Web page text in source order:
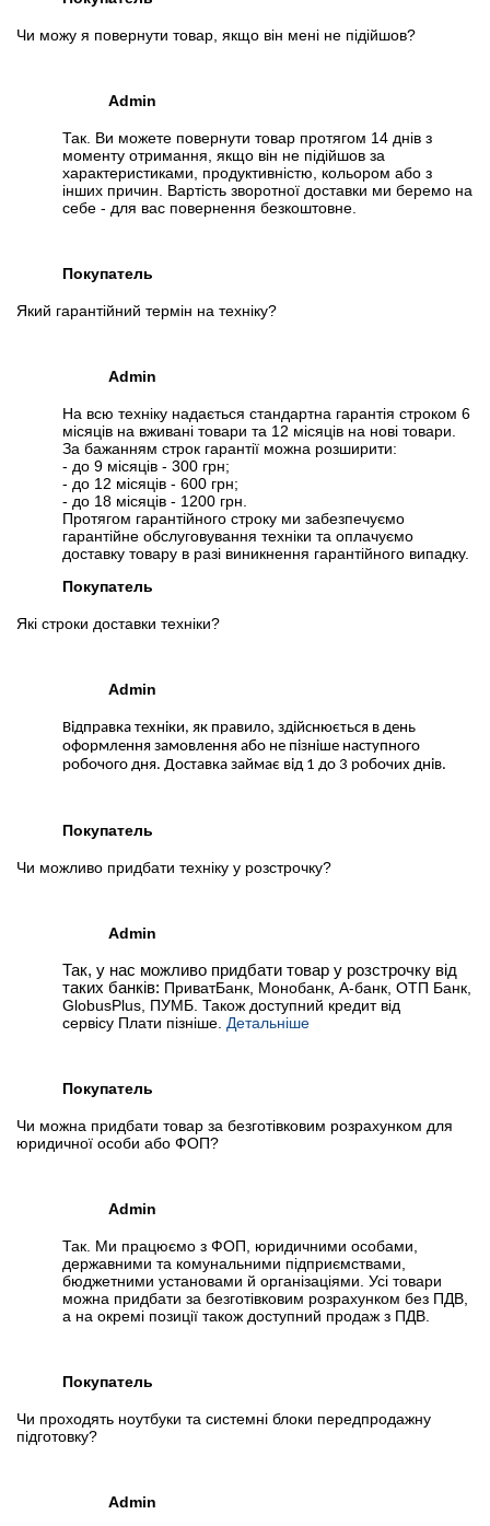
Чи можу я повернути товар, якщо він мені не підійшов?
Admin
Так. Ви можете повернути товар протягом 14 днів з
моменту отримання, якщо він не підійшов за
характеристиками, продуктивністю, кольором або з
інших причин. Вартість зворотної доставки ми беремо на
себе - для вас повернення безкоштовне.
Покупатель
Який гарантійний термін на техніку?
Admin
На всю техніку надається стандартна гарантія строком 6
місяців на вживані товари та 12 місяців на нові товари.
За бажанням строк гарантії можна розширити:
- до 9 місяців - 300 грн;
- до 12 місяців - 600 грн;
- до 18 місяців - 1200 грн.
Протягом гарантійного строку ми забезпечуємо
гарантійне обслуговування техніки та оплачуємо
доставку товару в разі виникнення гарантійного випадку.
Покупатель
Які строки доставки техніки?
Admin
Відправка техніки, як правило, здійснюється в день
оформлення замовлення або не пізніше наступного
робочого дня. Доставка займає від 1 до 3 робочих днів.
Покупатель
Чи можливо придбати техніку у розстрочку?
Admin
Так, у нас можливо придбати товар у розстрочку від
таких банків: ПриватБанк, Монобанк, А-банк, ОТП Банк,
GlobusPlus, ПУМБ. Також доступний кредит від
сервісу Плати пізніше. Детальніше
Покупатель
Чи можна придбати товар за безготівковим розрахунком для
юридичної особи або ФОП?
Admin
Так. Ми працюємо з ФОП, юридичними особами,
державними та комунальними підприємствами,
бюджетними установами й організаціями. Усі товари
можна придбати за безготівковим розрахунком без ПДВ,
а на окремі позиції також доступний продаж з ПДВ.
Покупатель
Чи проходять ноутбуки та системні блоки передпродажну
підготовку?
Admin